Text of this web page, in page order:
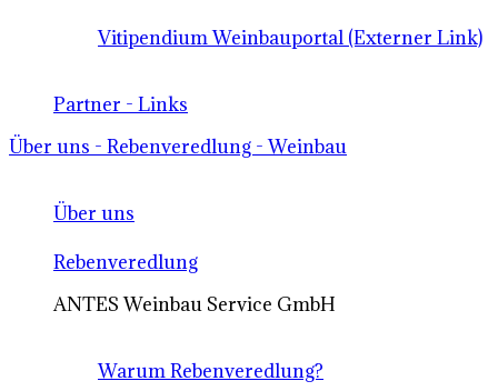
Vitipendium Weinbauportal (Externer Link)
Partner - Links
Über uns - Rebenveredlung - Weinbau
Über uns
Rebenveredlung
ANTES Weinbau Service GmbH
Warum Rebenveredlung?